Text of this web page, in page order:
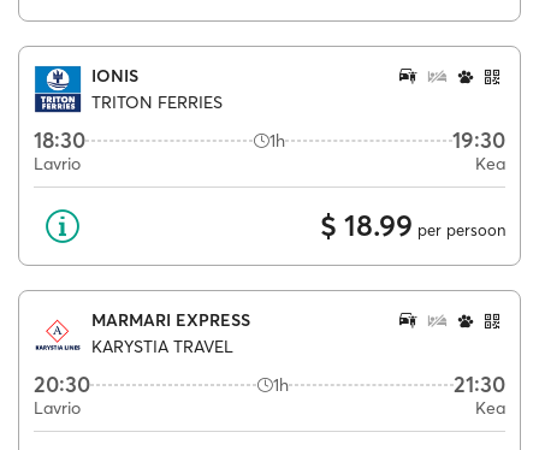
IONIS
TRITON FERRIES
18:30 1h 19:30
Lavrio Kea
$ 18.99 per persoon
MARMARI EXPRESS
KARYSTIA TRAVEL
20:30 1h 21:30
Lavrio Kea